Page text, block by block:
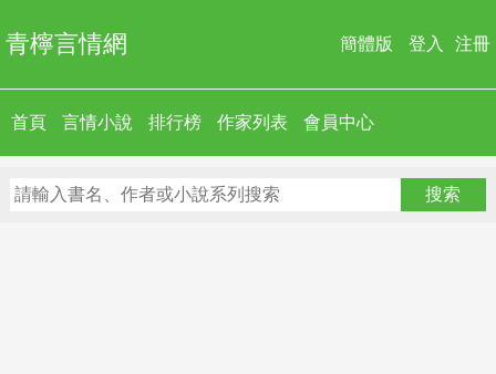
青檸言情網 簡體版 登入 注冊
首頁 言情小說 排行榜 作家列表 會員中心